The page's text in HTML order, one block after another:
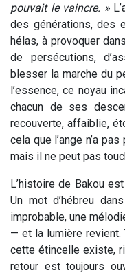
pouvait le vaincre. »
des générations, des
hélas, à provoquer
de persécutions,
blesser la marche du
l’essence, ce noyau
chacun de ses
recouverte, affaiblie,
cela que l’ange n’a
mais il ne peut pas
L’histoire de Bakou
Un mot d’hébreu
improbable, une
— et la lumière revient.
cette étincelle existe,
retour est toujours